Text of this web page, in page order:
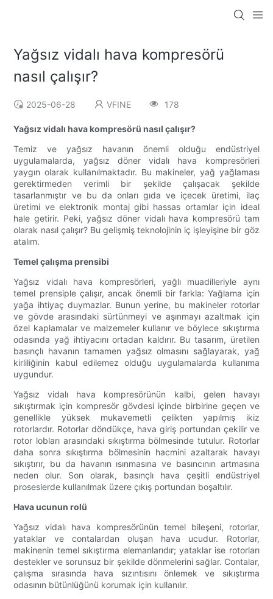
Yağsız vidalı hava kompresörü
nasıl çalışır?
2025-06-28 VFINE 178
Yağsız vidalı hava kompresörü nasıl çalışır?
Temiz ve yağsız havanın önemli olduğu endüstriyel
uygulamalarda, yağsız döner vidalı hava kompresörleri
yaygın olarak kullanılmaktadır. Bu makineler, yağ yağlaması
gerektirmeden verimli bir şekilde çalışacak şekilde
tasarlanmıştır ve bu da onları gıda ve içecek üretimi, ilaç
üretimi ve elektronik montaj gibi hassas ortamlar için ideal
hale getirir. Peki, yağsız döner vidalı hava kompresörü tam
olarak nasıl çalışır? Bu gelişmiş teknolojinin iç işleyişine bir göz
atalım.
Temel çalışma prensibi
Yağsız vidalı hava kompresörleri, yağlı muadilleriyle aynı
temel prensiple çalışır, ancak önemli bir farkla: Yağlama için
yağa ihtiyaç duymazlar. Bunun yerine, bu makineler rotorlar
ve gövde arasındaki sürtünmeyi ve aşınmayı azaltmak için
özel kaplamalar ve malzemeler kullanır ve böylece sıkıştırma
odasında yağ ihtiyacını ortadan kaldırır. Bu tasarım, üretilen
basınçlı havanın tamamen yağsız olmasını sağlayarak, yağ
kirliliğinin kabul edilemez olduğu uygulamalarda kullanıma
uygundur.
Yağsız vidalı hava kompresörünün kalbi, gelen havayı
sıkıştırmak için kompresör gövdesi içinde birbirine geçen ve
genellikle yüksek mukavemetli çelikten yapılmış ikiz
rotorlardır. Rotorlar döndükçe, hava giriş portundan çekilir ve
rotor lobları arasındaki sıkıştırma bölmesinde tutulur. Rotorlar
daha sonra sıkıştırma bölmesinin hacmini azaltarak havayı
sıkıştırır, bu da havanın ısınmasına ve basıncının artmasına
neden olur. Son olarak, basınçlı hava çeşitli endüstriyel
proseslerde kullanılmak üzere çıkış portundan boşaltılır.
Hava ucunun rolü
Yağsız vidalı hava kompresörünün temel bileşeni, rotorlar,
yataklar ve contalardan oluşan hava ucudur. Rotorlar,
makinenin temel sıkıştırma elemanlarıdır; yataklar ise rotorları
destekler ve sorunsuz bir şekilde dönmelerini sağlar. Contalar,
çalışma sırasında hava sızıntısını önlemek ve sıkıştırma
odasının bütünlüğünü korumak için kullanılır.